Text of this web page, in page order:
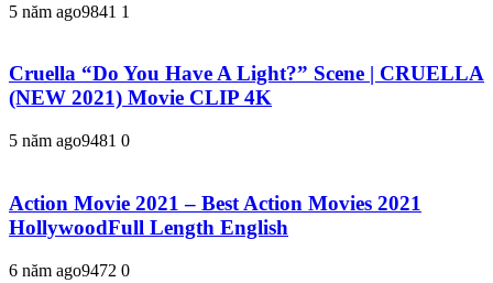
5 năm ago9841 1
Cruella “Do You Have A Light?” Scene | CRUELLA
(NEW 2021) Movie CLIP 4K
5 năm ago9481 0
Action Movie 2021 – Best Action Movies 2021
HollywoodFull Length English
6 năm ago9472 0